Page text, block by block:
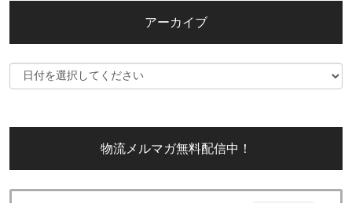
アーカイブ
物流メルマガ無料配信中！